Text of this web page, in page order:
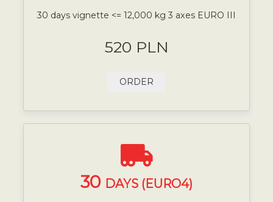
30 days vignette <= 12,000 kg 3 axes EURO III
520 PLN
ORDER
30 DAYS (EURO4)